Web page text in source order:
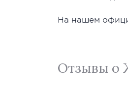
На нашем
Отзывы о